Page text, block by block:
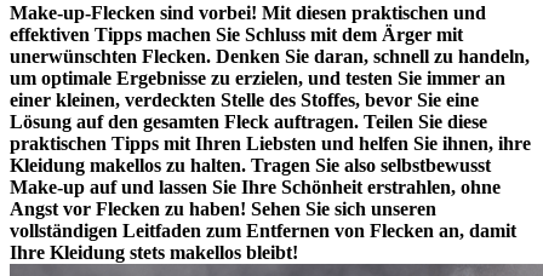
Make-up-Flecken sind vorbei! Mit diesen praktischen und
effektiven Tipps machen Sie Schluss mit dem Ärger mit
unerwünschten Flecken. Denken Sie daran, schnell zu handeln,
um optimale Ergebnisse zu erzielen, und testen Sie immer an
einer kleinen, verdeckten Stelle des Stoffes, bevor Sie eine
Lösung auf den gesamten Fleck auftragen. Teilen Sie diese
praktischen Tipps mit Ihren Liebsten und helfen Sie ihnen, ihre
Kleidung makellos zu halten. Tragen Sie also selbstbewusst
Make-up auf und lassen Sie Ihre Schönheit erstrahlen, ohne
Angst vor Flecken zu haben! Sehen Sie sich unseren
vollständigen Leitfaden zum Entfernen von Flecken an, damit
Ihre Kleidung stets makellos bleibt!